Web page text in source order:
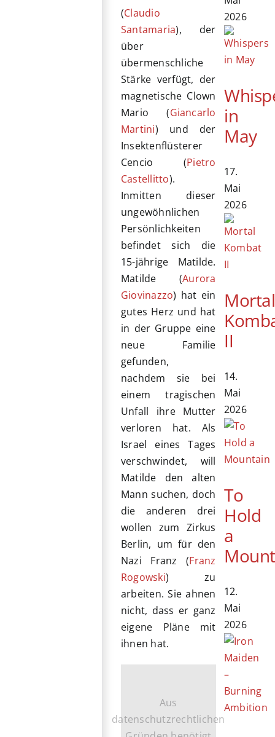
(Claudio
Santamaria), der
über
übermenschliche
Stärke verfügt, der
magnetische Clown
Mario (Giancarlo
Martini) und der
Insektenflüsterer
Cencio (Pietro
Castellitto).
Inmitten dieser
ungewöhnlichen
Persönlichkeiten
befindet sich die
15-jährige Matilde.
Matilde (Aurora
Giovinazzo) hat ein
gutes Herz und hat
in der Gruppe eine
neue Familie
gefunden,
nachdem sie bei
einem tragischen
Unfall ihre Mutter
verloren hat. Als
Israel eines Tages
verschwindet, will
Matilde den alten
Mann suchen, doch
die anderen drei
wollen zum Zirkus
Berlin, um für den
Nazi Franz (Franz
Rogowski) zu
arbeiten. Sie ahnen
nicht, dass er ganz
eigene Pläne mit
ihnen hat.
Aus
datenschutzrechtlichen
2026
in
May
17.
Mai
2026
Mortal
II
14.
Mai
2026
To
Hold
a
12.
Mai
2026